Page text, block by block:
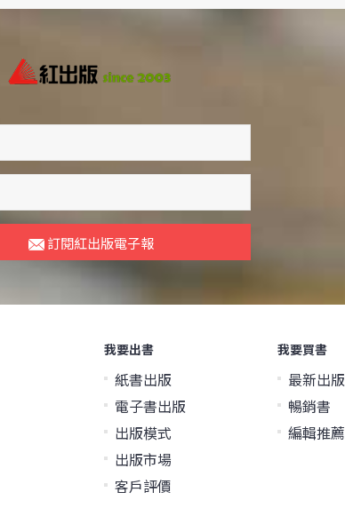
訂閱紅出版電子報
我要出書
紙書出版
電子書出版
出版模式
出版市場
客戶評價
我要買書
最新出版
暢銷書
編輯推薦